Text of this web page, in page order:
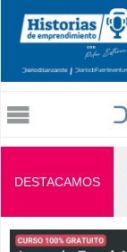
DESTACAMOS